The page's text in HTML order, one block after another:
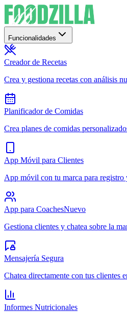
Funcionalidades
Creador de Recetas
Crea y gestiona recetas con análisis
Planificador de Comidas
Crea planes de comidas
App Móvil para Clientes
App móvil con tu marca para registro
App para CoachesNuevo
Gestiona clientes y chatea sobre la
Mensajería Segura
Chatea directamente con tus clientes
Informes Nutricionales